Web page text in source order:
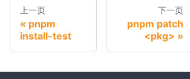
上一页
pnpm
install-test
下一页
pnpm patch
<pkg>